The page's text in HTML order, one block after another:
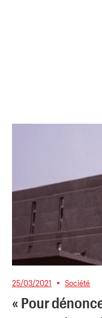
25/03/2021 Société
« Pour